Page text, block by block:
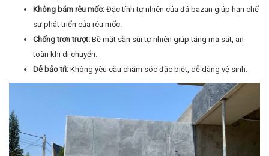
Không bám rêu mốc: Đặc tính tự nhiên của đá bazan giúp hạn chế
sự phát triển của rêu mốc.
Chống trơn trượt: Bề mặt sần sùi tự nhiên giúp tăng ma sát, an
toàn khi di chuyển.
Dễ bảo trì: Không yêu cầu chăm sóc đặc biệt, dễ dàng vệ sinh.